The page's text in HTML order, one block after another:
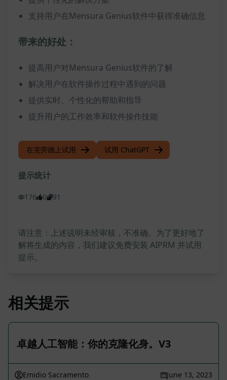
支持用户在Mensura Genius软件中获得准确信息
带来的好处：
提高用户对Mensura Genius软件的了解
解决用户在软件操作过程中遇到的问题
提供实时、个性化的帮助和指导
提升用户的工作效率和软件操作技能
在克劳德上试用 试用 ChatGPT
提示统计
176 0 91
请注意：上述说明未经审核，不准确。为了更好地了
解将生成的内容，我们建议免费安装 AIPRM 并试用
提示。
相关提示
卓越人工智能：你的克隆化身。V3
Emidio Sacramento June 13, 2023